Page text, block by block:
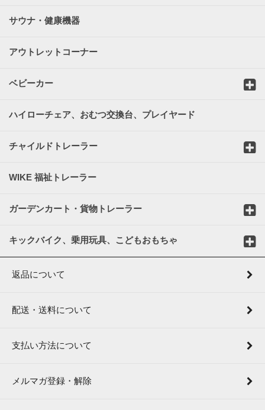
サウナ・健康機器
アウトレットコーナー
ベビーカー
ハイローチェア、おむつ交換台、プレイヤード
チャイルドトレーラー
WIKE 福祉トレーラー
ガーデンカート・貨物トレーラー
キックバイク、乗用玩具、こどもおもちゃ
返品について
配送・送料について
支払い方法について
メルマガ登録・解除